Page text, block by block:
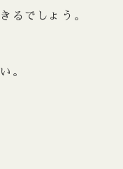
るでしょう。
。